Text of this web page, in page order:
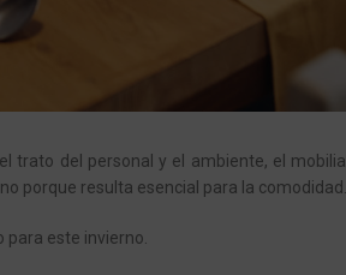
trato del personal y el ambiente, el
porque resulta esencial para la comodidad.
para este invierno.